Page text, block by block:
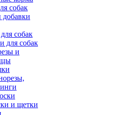
собак
собак
для собак
и
и щетки